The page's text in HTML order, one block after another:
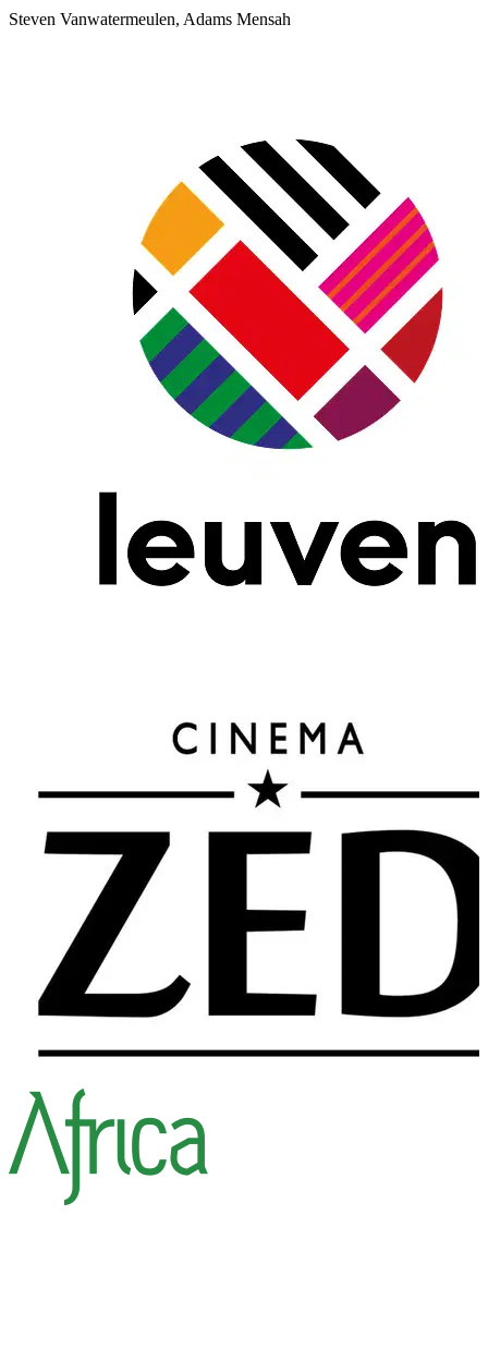
Steven Vanwatermeulen, Adams Mensah